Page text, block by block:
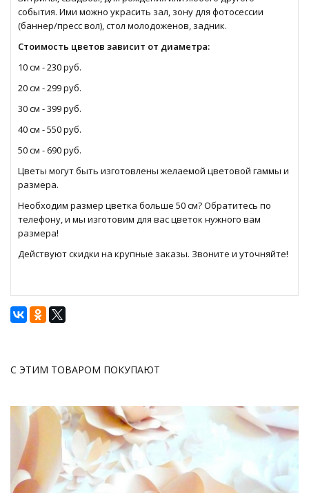
события. Ими можно украсить зал, зону для фотосессии
(баннер/пресс вол), стол молодоженов, задник.
Стоимость цветов зависит от диаметра:
10 см - 230 руб.
20 см - 299 руб.
30 см - 399 руб.
40 см - 550 руб.
50 см - 690 руб.
Цветы могут быть изготовлены желаемой цветовой гаммы и
размера.
Необходим размер цветка больше 50 см? Обратитесь по
телефону, и мы изготовим для вас цветок нужного вам
размера!
Действуют скидки на крупные заказы. Звоните и уточняйте!
С ЭТИМ ТОВАРОМ ПОКУПАЮТ